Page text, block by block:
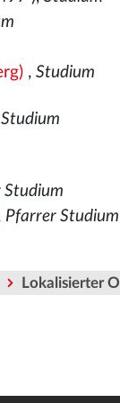
,Studium
Studium
Studium
Pfarrer Studium
Lokalisierter